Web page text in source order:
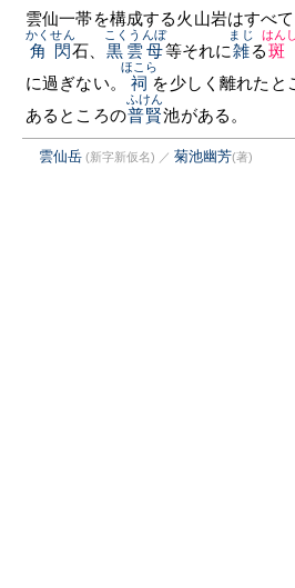
雲仙一帯を構成する火山岩はすべ
角閃
かくせん
石、 黒雲母
こくうんぼ
等それに雑
まじ
る斑
はん
に過ぎない。
祠
ほこら
を少しく離れたと
あるところの普賢
ふけん
池がある。
雲仙岳 (新字新仮名) ／ 菊池幽芳(著)